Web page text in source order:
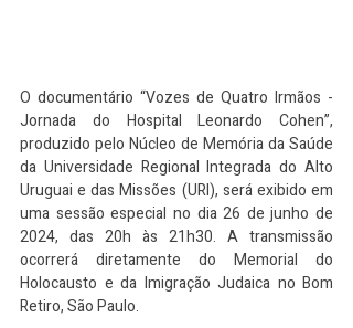
O documentário “Vozes de Quatro Irmãos -
Jornada do Hospital Leonardo Cohen”,
produzido pelo Núcleo de Memória da Saúde
da Universidade Regional Integrada do Alto
Uruguai e das Missões (URI), será exibido em
uma sessão especial no dia 26 de junho de
2024, das 20h às 21h30. A transmissão
ocorrerá diretamente do Memorial do
Holocausto e da Imigração Judaica no Bom
Retiro, São Paulo.